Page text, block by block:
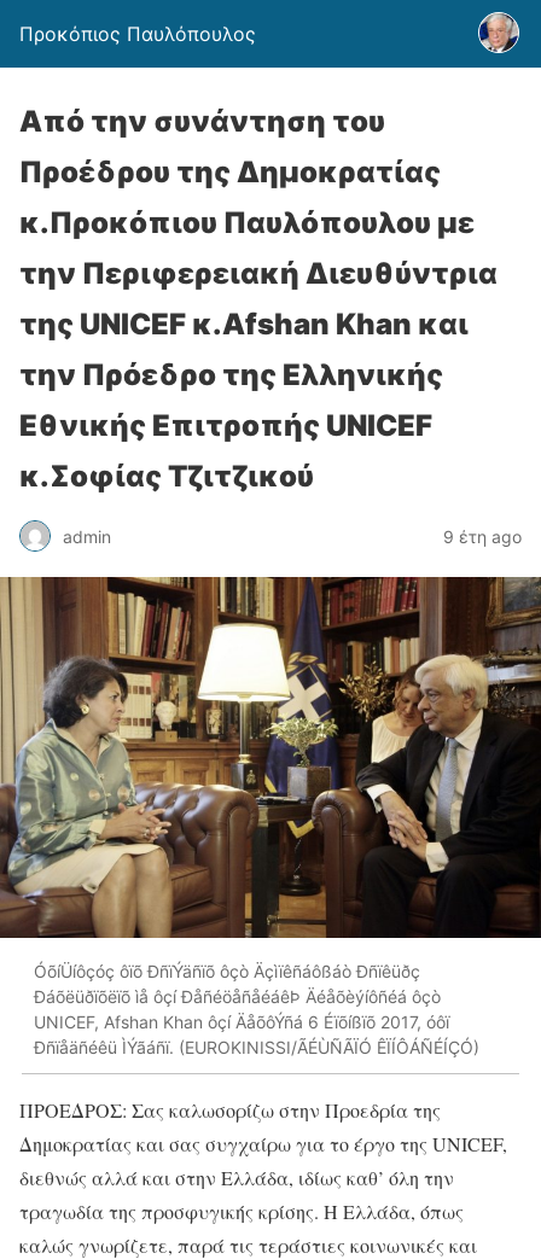
Προκόπιος Παυλόπουλος
Από την συνάντηση του
Προέδρου της Δημοκρατίας
κ.Προκόπιου Παυλόπουλου με
την Περιφερειακή Διευθύντρια
της UNICEF κ.Afshan Khan και
την Πρόεδρο της Ελληνικής
Εθνικής Επιτροπής UNICEF
κ.Σοφίας Τζιτζικού
admin 9 έτη ago
ÓõíÜíôçóç ôïõ ÐñïÝäñïõ ôçò Äçìïêñáôßáò Ðñïêüðç
Ðáõëüðïõëïõ ìå ôçí ÐåñéöåñåéáêÞ Äéåõèýíôñéá ôçò
UNICEF, Afshan Khan ôçí ÄåõôÝñá 6 Éïõíßïõ 2017, óôï
Ðñïåäñéêü ÌÝãáñï. (EUROKINISSI/ÃÉÙÑÃÏÓ ÊÏÍÔÁÑÉÍÇÓ)
ΠΡΟΕΔΡΟΣ: Σας καλωσορίζω στην Προεδρία της
Δημοκρατίας και σας συγχαίρω για το έργο της UNICEF,
διεθνώς αλλά και στην Ελλάδα, ιδίως καθ’ όλη την
τραγωδία της προσφυγικής κρίσης. Η Ελλάδα, όπως
καλώς γνωρίζετε, παρά τις τεράστιες κοινωνικές και